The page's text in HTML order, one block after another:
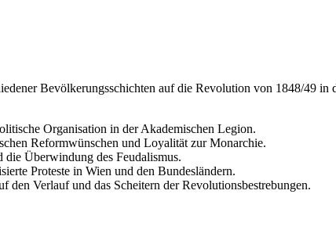
Bevölkerungsschichten auf die Revolution von 1848/49
Organisation in der Akademischen Legion.
Reformwünschen und Loyalität zur Monarchie.
Überwindung des Feudalismus.
Proteste in Wien und den Bundesländern.
Verlauf und das Scheitern der Revolutionsbestrebungen.